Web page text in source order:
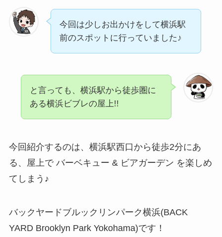
今回は少しお出かけをして横浜駅
前のスポットに行っていました♪
と言っても、横浜駅から徒歩圏に
ある横浜ビブレの屋上!!
今回紹介するのは、横浜駅西口から徒歩2分にあ
る、屋上で バーベキュー & ビアガーデン を楽しめ
てしまう♪
バックヤードブルックリンパーク横浜(BACK
YARD Brooklyn Park Yokohama)です！